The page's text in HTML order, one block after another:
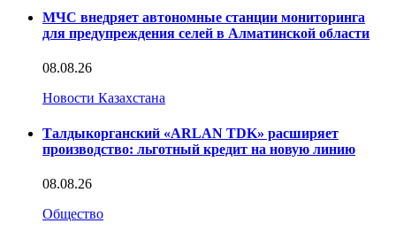
МЧС внедряет автономные станции мониторинга
для предупреждения селей в Алматинской области
08.08.26
Новости Казахстана
Талдыкорганский «ARLAN TDK» расширяет
производство: льготный кредит на новую линию
08.08.26
Общество